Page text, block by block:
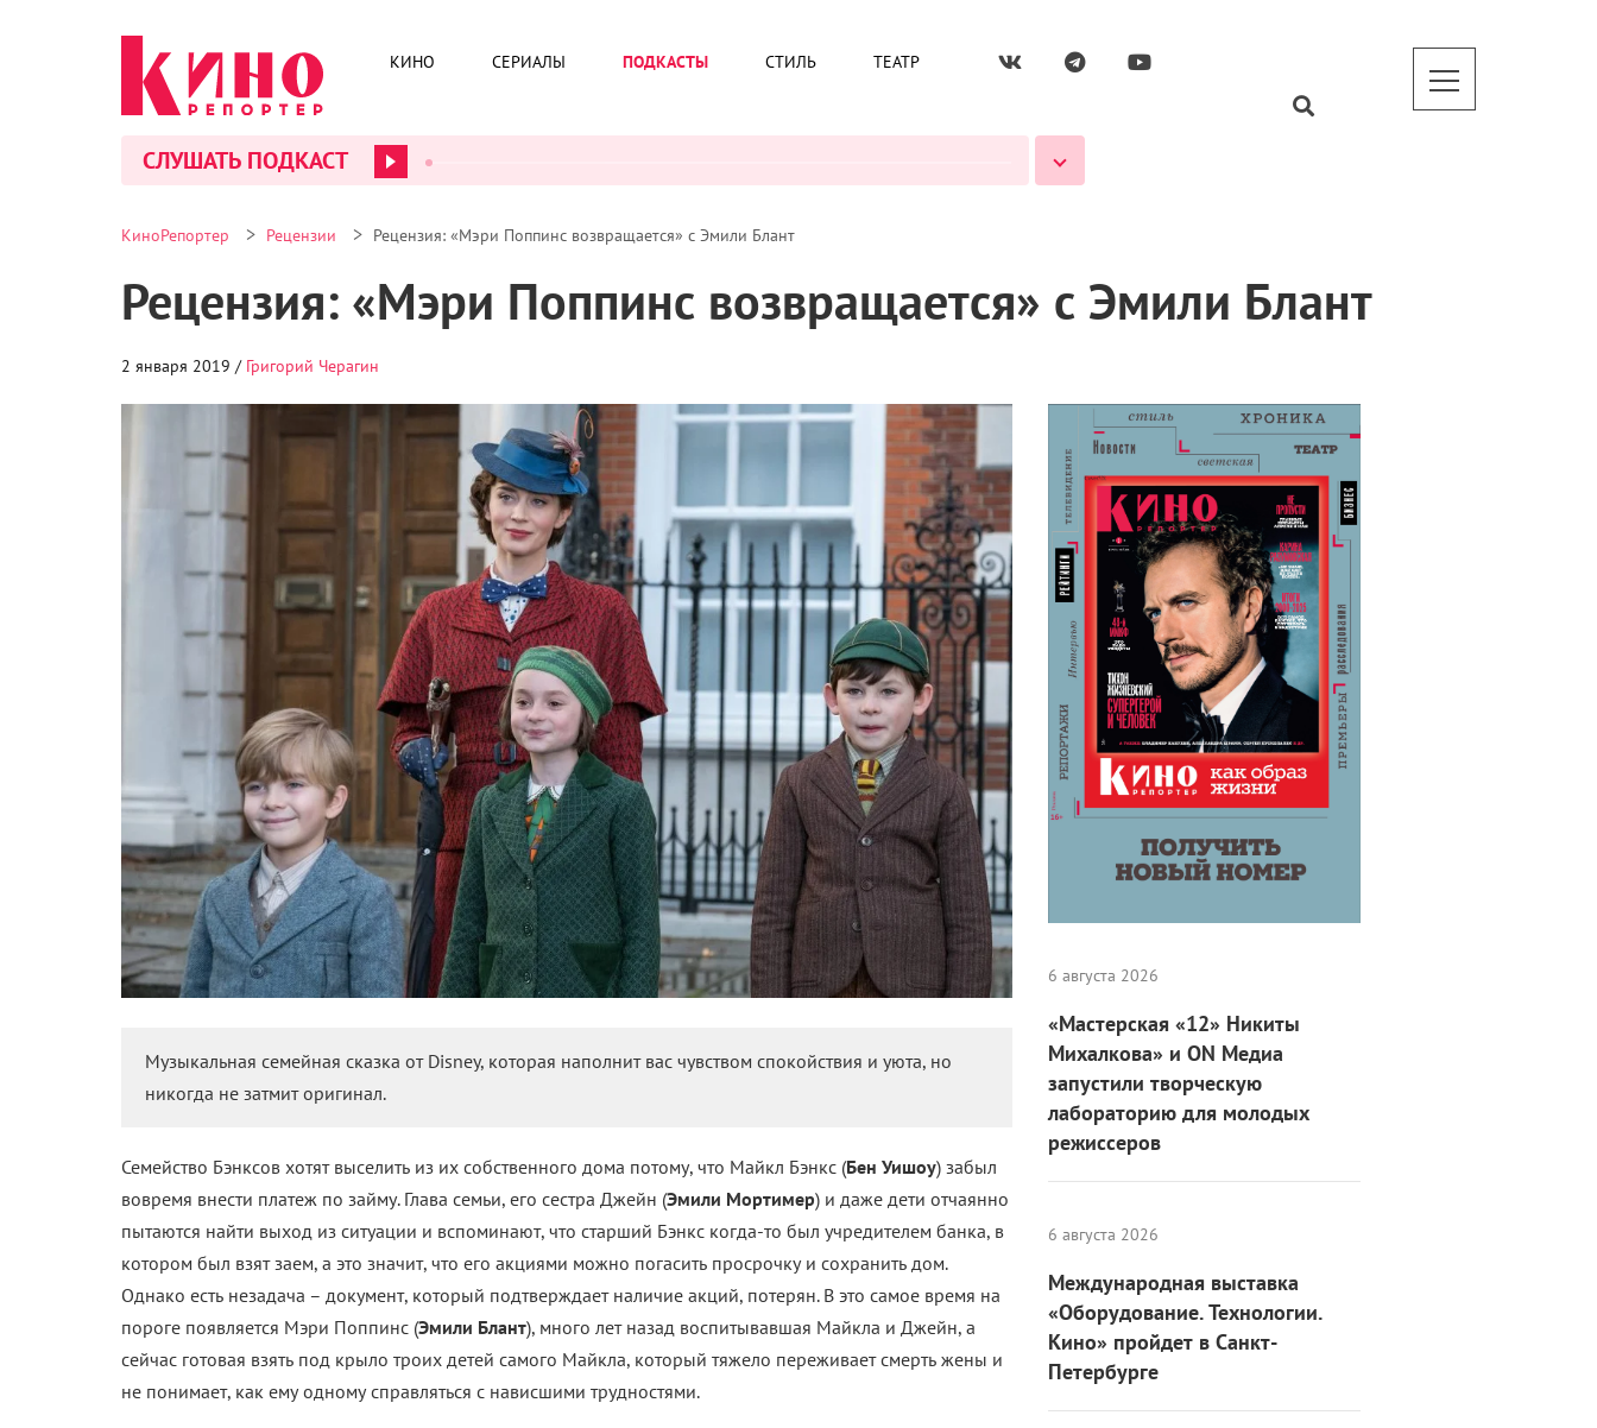
КИНО СЕРИАЛЫ ПОДКАСТЫ СТИЛЬ ТЕАТР
СЛУШАТЬ ПОДКАСТ
КиноРепортер > Рецензии > Рецензия: «Мэри Поппинс возвращается» с Эмили Блант
Рецензия: «Мэри Поппинс возвращается» с Эмили Блант
2 января 2019 / Григорий Черагин
Музыкальная семейная сказка от Disney, которая наполнит вас чувством спокойствия и уюта, но
никогда не затмит оригинал.
Семейство Бэнксов хотят выселить из их собственного дома потому, что Майкл Бэнкс (Бен Уишоу) забыл
вовремя внести платеж по займу. Глава семьи, его сестра Джейн (Эмили Мортимер) и даже дети отчаянно
пытаются найти выход из ситуации и вспоминают, что старший Бэнкс когда-то был учредителем банка, в
котором был взят заем, а это значит, что его акциями можно погасить просрочку и сохранить дом.
Однако есть незадача – документ, который подтверждает наличие акций, потерян. В это самое время на
пороге появляется Мэри Поппинс (Эмили Блант), много лет назад воспитывавшая Майкла и Джейн, а
сейчас готовая взять под крыло троих детей самого Майкла, который тяжело переживает смерть жены и
не понимает, как ему одному справляться с нависшими трудностями.
6 августа 2026
«Мастерская «12» Никиты
Михалкова» и ON Медиа
запустили творческую
лабораторию для молодых
режиссеров
6 августа 2026
Международная выставка
«Оборудование. Технологии.
Кино» пройдет в Санкт-
Петербурге